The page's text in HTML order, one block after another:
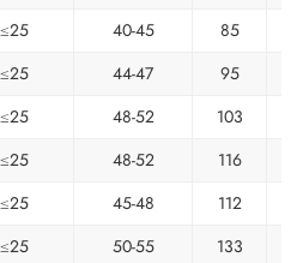
≤25 40-45 85
≤25 44-47 95
≤25 48-52 103
≤25 48-52 116
≤25 45-48 112
≤25 50-55 133